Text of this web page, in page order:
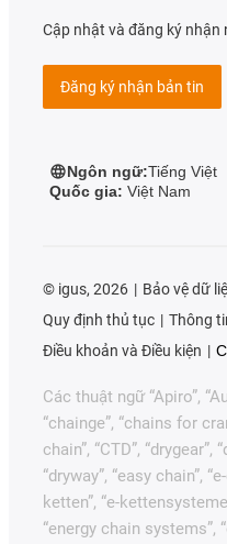
Cập nhật và đăng ký
Đăng ký nhận bản tin
Ngôn ngữ:Tiếng Việt
Quốc gia: Việt Nam
© igus, 2026 Bảo vệ dữ
Quy định thủ tục
Thông
Điều khoản và Điều kiện
Các thuật ngữ “Apiro”,
“chainge”, “chains for
chain”, “CTD”, “drygear”,
“dryway”, “easy chain”,
ketten”, “e-
“energy chain systems”,